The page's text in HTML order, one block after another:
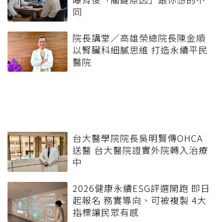
同
院長講堂／高雄榮總院長陳金順
以腎臟科細膩思維 打造永續平民
醫院
台大醫學院院長吳明賢傳OHCA
送醫 台大醫院證實外院轉入治療
中
2026健康永續ESG評選開跑 即日
起報名 務實導向、可被複製 4大
指標讓民眾有感